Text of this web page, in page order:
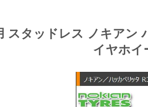
スタッドレス ノキアン
イヤホイ